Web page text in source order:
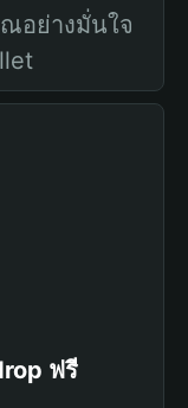
อย่างมั่นใจ
ฟรี